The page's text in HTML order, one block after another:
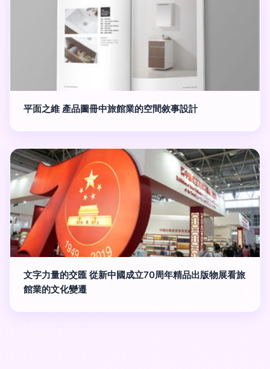
平面之維 產品圖冊中旅館業的空間敘事設計
文字力量的交匯 從新中國成立70周年精品出版物展看旅
館業的文化變遷